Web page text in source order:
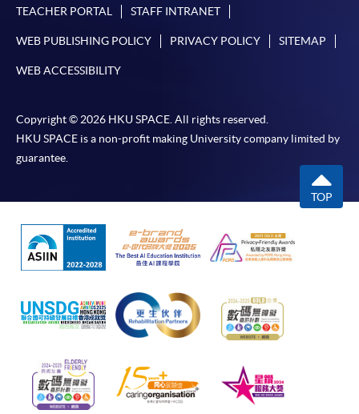
TEACHER PORTAL STAFF INTRANET
WEB PUBLISHING POLICY PRIVACY POLICY SITEMAP
WEB ACCESSIBILITY
Copyright © 2026 HKU SPACE. All rights reserved.
HKU SPACE is a non-profit making University company limited by
guarantee.
TOP